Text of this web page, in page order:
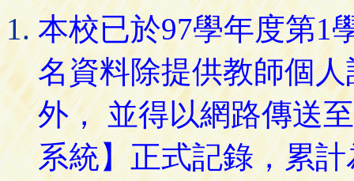
本校已於97學年度第1
名資料除提供教師個
外， 並得以網路傳送
系統】正式記錄，累